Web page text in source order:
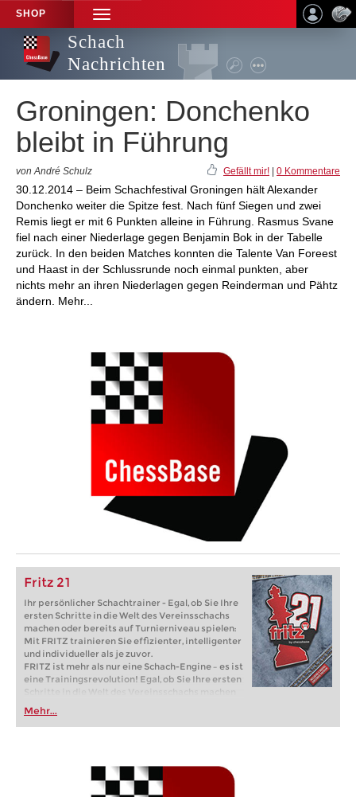
SHOP
TOGGLE
NAVIGATION
Schach
Nachrichten
Groningen: Donchenko
bleibt in Führung
von André Schulz Gefällt mir! 0 Kommentare
30.12.2014 – Beim Schachfestival Groningen hält Alexander
Donchenko weiter die Spitze fest. Nach fünf Siegen und zwei
Remis liegt er mit 6 Punkten alleine in Führung. Rasmus Svane
fiel nach einer Niederlage gegen Benjamin Bok in der Tabelle
zurück. In den beiden Matches konnten die Talente Van Foreest
und Haast in der Schlussrunde noch einmal punkten, aber
nichts mehr an ihren Niederlagen gegen Reinderman und Pähtz
ändern. Mehr...
Fritz 21
Ihr persönlicher Schachtrainer - Egal, ob Sie Ihre
ersten Schritte in die Welt des Vereinsschachs
machen oder bereits auf Turnierniveau spielen:
Mit FRITZ trainieren Sie effizienter, intelligenter
und individueller als je zuvor.
FRITZ ist mehr als nur eine Schach-Engine – es ist
eine Trainingsrevolution! Egal, ob Sie Ihre ersten
Schritte in die Welt des Vereinsschachs machen
oder bereits auf Turnierniveau spielen: Mit
FRITZ trainieren Sie effizienter, intelligenter und
individueller als je zuvor.
Mehr...